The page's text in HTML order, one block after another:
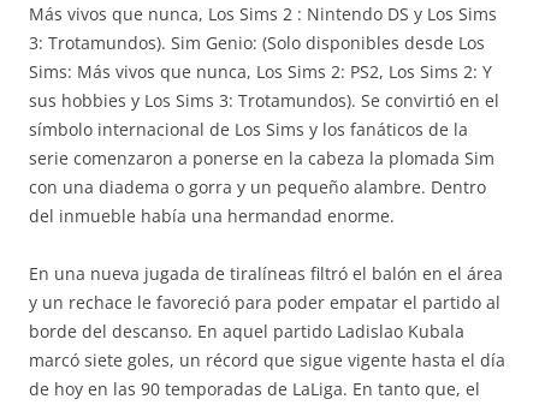
Más vivos que nunca, Los Sims 2 : Nintendo DS y Los Sims
3: Trotamundos). Sim Genio: (Solo disponibles desde Los
Sims: Más vivos que nunca, Los Sims 2: PS2, Los Sims 2: Y
sus hobbies y Los Sims 3: Trotamundos). Se convirtió en el
símbolo internacional de Los Sims y los fanáticos de la
serie comenzaron a ponerse en la cabeza la plomada Sim
con una diadema o gorra y un pequeño alambre. Dentro
del inmueble había una hermandad enorme.
En una nueva jugada de tiralíneas filtró el balón en el área
y un rechace le favoreció para poder empatar el partido al
borde del descanso. En aquel partido Ladislao Kubala
marcó siete goles, un récord que sigue vigente hasta el día
de hoy en las 90 temporadas de LaLiga. En tanto que, el